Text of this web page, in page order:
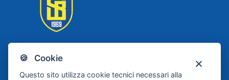
🍪 Cookie
Questo sito utilizza cookie tecnici necessari alla
Scafati Basket